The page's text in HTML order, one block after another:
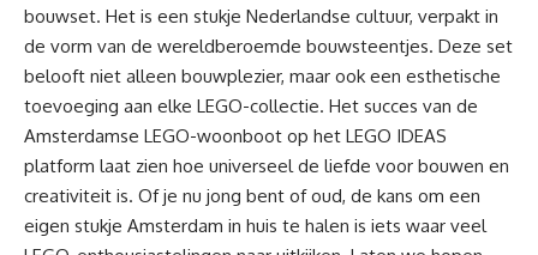
bouwset. Het is een stukje Nederlandse cultuur, verpakt in
de vorm van de wereldberoemde bouwsteentjes. Deze set
belooft niet alleen bouwplezier, maar ook een esthetische
toevoeging aan elke LEGO-collectie. Het succes van de
Amsterdamse LEGO-woonboot op het LEGO IDEAS
platform laat zien hoe universeel de liefde voor bouwen en
creativiteit is. Of je nu jong bent of oud, de kans om een
eigen stukje Amsterdam in huis te halen is iets waar veel